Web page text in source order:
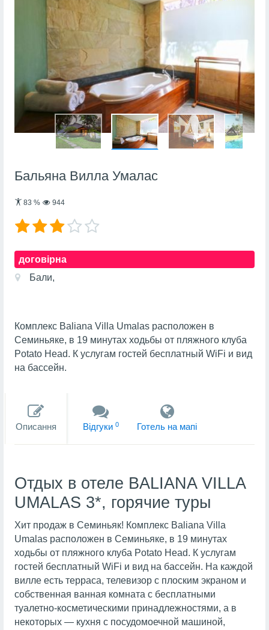
Бальяна Вилла Умалас
83 % 944
договірна
Бали,
Комплекс Baliana Villa Umalas расположен в
Семиньяке, в 19 минутах ходьбы от пляжного клуба
Potato Head. К услугам гостей бесплатный WiFi и вид
на бассейн.
Описання Вiдгуки 0 Готель на мапi
Отдых в отеле BALIANA VILLA
UMALAS 3*, горячие туры
Хит продаж в Семиньяк! Комплекс Baliana Villa
Umalas расположен в Семиньяке, в 19 минутах
ходьбы от пляжного клуба Potato Head. К услугам
гостей бесплатный WiFi и вид на бассейн. На каждой
вилле есть терраса, телевизор с плоским экраном и
собственная ванная комната с бесплатными
туалетно-косметическими принадлежностями, а в
некоторых — кухня с посудомоечной машиной,